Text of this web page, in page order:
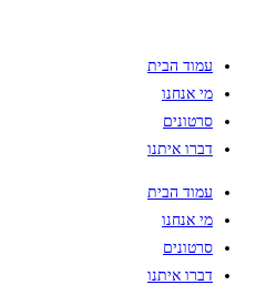
עמוד הבית
מי אנחנו
סרטונים
דברו איתנו
עמוד הבית
מי אנחנו
סרטונים
דברו איתנו